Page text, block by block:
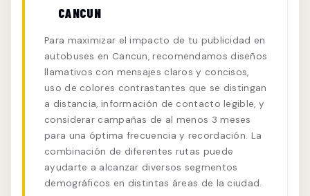
CANCUN
Para maximizar el impacto de tu publicidad en
autobuses en Cancun, recomendamos diseños
llamativos con mensajes claros y concisos,
uso de colores contrastantes que se distingan
a distancia, información de contacto legible, y
considerar campañas de al menos 3 meses
para una óptima frecuencia y recordación. La
combinación de diferentes rutas puede
ayudarte a alcanzar diversos segmentos
demográficos en distintas áreas de la ciudad.